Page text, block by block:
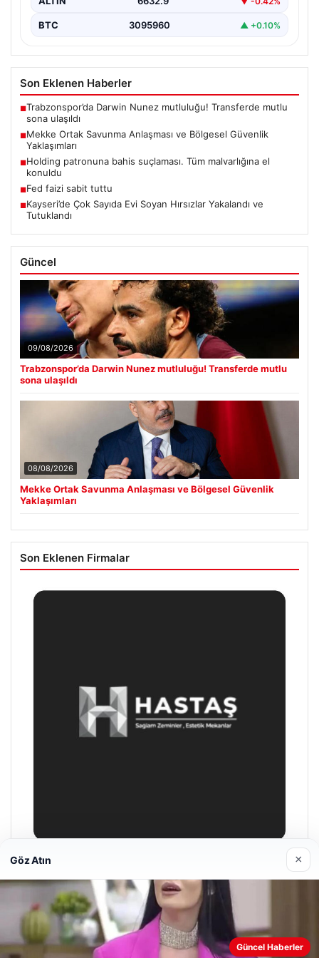
BTC 3095960 ▲ +0.10%
Son Eklenen Haberler
■Trabzonspor’da Darwin Nunez mutluluğu! Transferde mutlu
sona ulaşıldı
■Mekke Ortak Savunma Anlaşması ve Bölgesel Güvenlik
Yaklaşımları
■Holding patronuna bahis suçlaması. Tüm malvarlığına el
konuldu
■Fed faizi sabit tuttu
■Kayseri’de Çok Sayıda Evi Soyan Hırsızlar Yakalandı ve
Tutuklandı
Güncel
09/08/2026
Trabzonspor’da Darwin Nunez mutluluğu! Transferde mutlu
sona ulaşıldı
08/08/2026
Mekke Ortak Savunma Anlaşması ve Bölgesel Güvenlik
Yaklaşımları
Son Eklenen Firmalar
28/04/2026
Web sitemizi nasıl kullandığınızı daha iyi anlayabilmek,
Göz Atın ×
Güncel Haberler